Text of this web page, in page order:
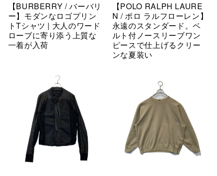
【BURBERRY / バーバリ
ー】モダンなロゴプリン
トTシャツ | 大人のワード
ローブに寄り添う上質な
一着が入荷
【POLO RALPH LAURE
N / ポロ ラルフローレン】
永遠のスタンダード。ベ
ルト付ノースリーブワン
ピースで仕上げるクリー
ンな夏装い